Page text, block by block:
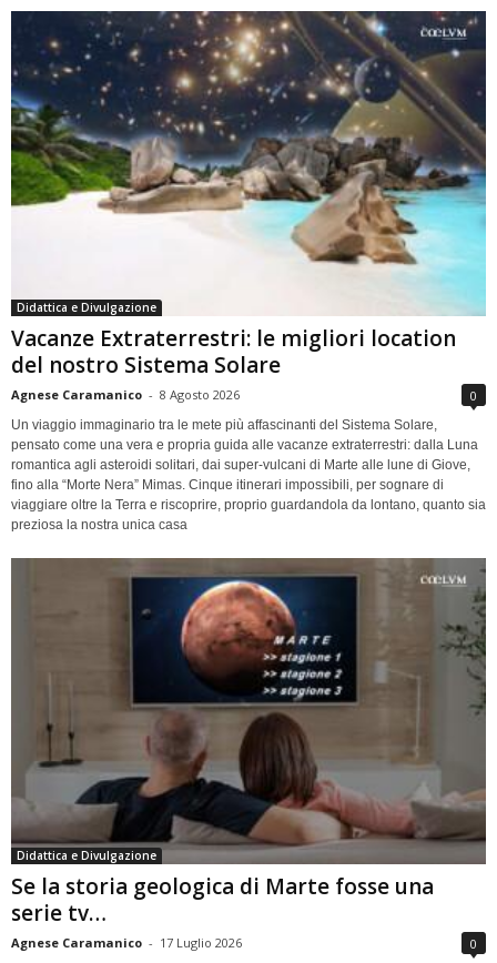
Didattica e Divulgazione
Vacanze Extraterrestri: le migliori location
del nostro Sistema Solare
Agnese Caramanico - 8 Agosto 2026 0
Un viaggio immaginario tra le mete più affascinanti del Sistema Solare,
pensato come una vera e propria guida alle vacanze extraterrestri: dalla Luna
romantica agli asteroidi solitari, dai super-vulcani di Marte alle lune di Giove,
fino alla “Morte Nera” Mimas. Cinque itinerari impossibili, per sognare di
viaggiare oltre la Terra e riscoprire, proprio guardandola da lontano, quanto sia
preziosa la nostra unica casa
Didattica e Divulgazione
Se la storia geologica di Marte fosse una
serie tv…
Agnese Caramanico - 17 Luglio 2026 0